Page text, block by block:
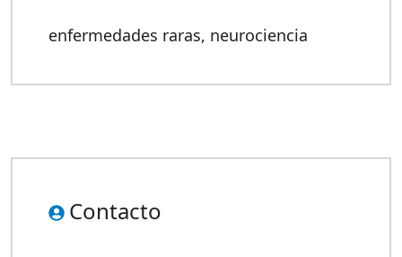
enfermedades raras, neurociencia
Contacto